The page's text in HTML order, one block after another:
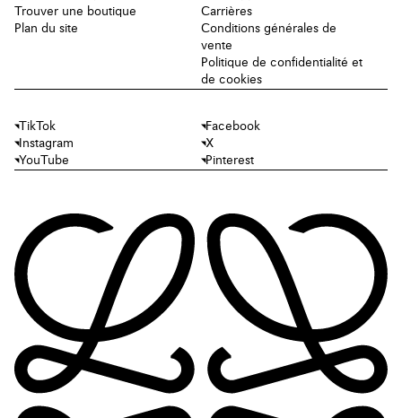
Trouver une boutique
Plan du site
Carrières
Conditions générales de
vente
Politique de confidentialité et
de cookies
TikTok
Facebook
Instagram
X
YouTube
Pinterest